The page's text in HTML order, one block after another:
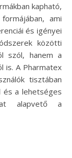
kapható,
ami
és igényei
közötti
szól, hanem a
is. A Pharmatex
tisztában
és a lehetséges
alapvető a